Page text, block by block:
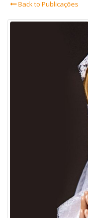
Back to Publicações